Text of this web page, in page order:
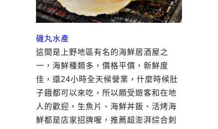
磯丸水產
這間是上野地區有名的海鮮居酒屋之
一，海鮮種類多，價格平價，新鮮度
佳，還24小時全天候營業，什麼時候肚
子餓都可以來吃，所以頗受遊客和在地
人的歡迎，生魚片、海鮮丼飯、活烤海
鮮都是店家招牌喔，推薦超澎湃綜合刺